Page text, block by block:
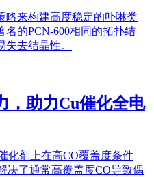
略来构建高度稳定的卟啉类
名的PCN-600相同的拓扑结
去结晶性。
，助力Cu催化全电
化剂上在高CO覆盖度条件
决了通常高覆盖度CO导致偶